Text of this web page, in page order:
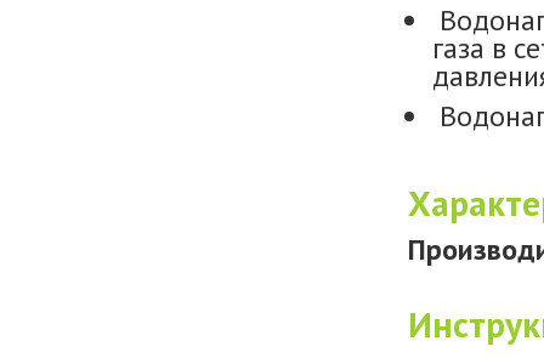
газа в